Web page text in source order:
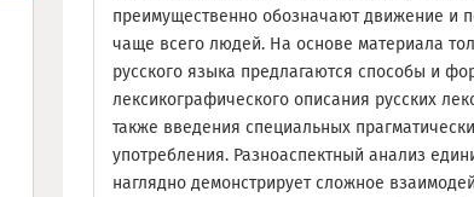
преимущественно обозначают движение и
чаще всего людей. На основе материала
русского языка предлагаются способы и
лексикографического описания русских
также введения специальных
употребления. Разноаспектный анализ
наглядно демонстрирует сложное